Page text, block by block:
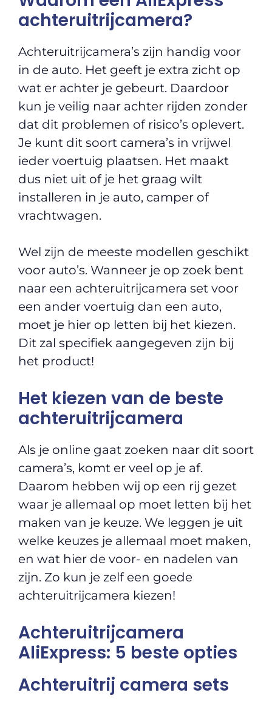
achteruitrijcamera?
Achteruitrijcamera’s zijn handig voor
in de auto. Het geeft je extra zicht op
wat er achter je gebeurt. Daardoor
kun je veilig naar achter rijden zonder
dat dit problemen of risico’s oplevert.
Je kunt dit soort camera’s in vrijwel
ieder voertuig plaatsen. Het maakt
dus niet uit of je het graag wilt
installeren in je auto, camper of
vrachtwagen.
Wel zijn de meeste modellen geschikt
voor auto’s. Wanneer je op zoek bent
naar een achteruitrijcamera set voor
een ander voertuig dan een auto,
moet je hier op letten bij het kiezen.
Dit zal specifiek aangegeven zijn bij
het product!
Het kiezen van de beste
achteruitrijcamera
Als je online gaat zoeken naar dit soort
camera’s, komt er veel op je af.
Daarom hebben wij op een rij gezet
waar je allemaal op moet letten bij het
maken van je keuze. We leggen je uit
welke keuzes je allemaal moet maken,
en wat hier de voor- en nadelen van
zijn. Zo kun je zelf een goede
achteruitrijcamera kiezen!
Achteruitrijcamera
AliExpress: 5 beste opties
Achteruitrij camera sets